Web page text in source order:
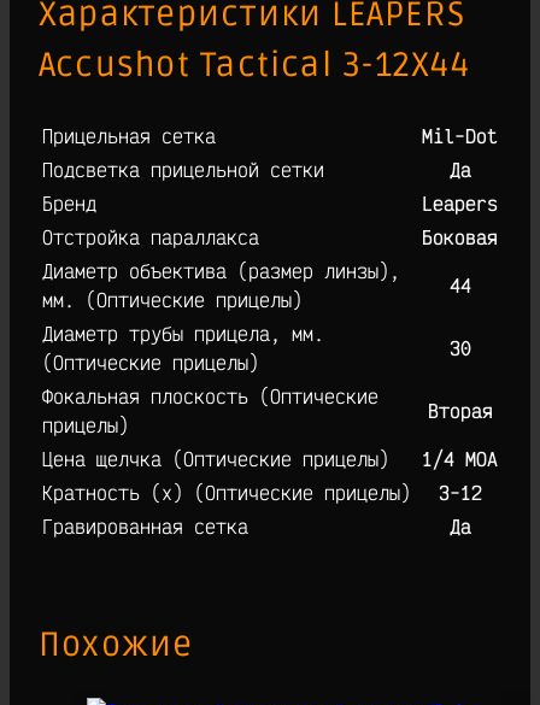
Характеристики LEAPERS
Accushot Tactical 3-12X44
Прицельная сетка
Mil-Dot
Подсветка прицельной сетки
Да
Брeнд
Leapers
Отстройка параллакса
Боковая
Диаметр объектива (размер линзы),
мм. (Оптические прицелы)
44
Диаметр трубы прицела, мм.
(Оптические прицелы)
30
Фокальная плоскость (Оптические
прицелы)
Вторая
Цена щелчка (Оптические прицелы)
1/4 MOA
Кратность (х) (Оптические прицелы)
3-12
Гравированная сетка
Да
Похожие